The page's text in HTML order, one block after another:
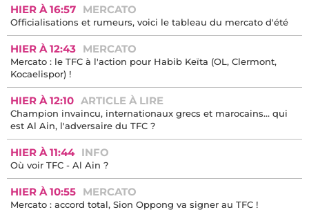
HIER À 16:57 MERCATO
Officialisations et rumeurs, voici le tableau du mercato d'été
HIER À 12:43 MERCATO
Mercato : le TFC à l'action pour Habib Keïta (OL, Clermont,
Kocaelispor) !
HIER À 12:10 ARTICLE À LIRE
Champion invaincu, internationaux grecs et marocains… qui
est Al Ain, l'adversaire du TFC ?
HIER À 11:44 INFO
Où voir TFC - Al Ain ?
HIER À 10:55 MERCATO
Mercato : accord total, Sion Oppong va signer au TFC !